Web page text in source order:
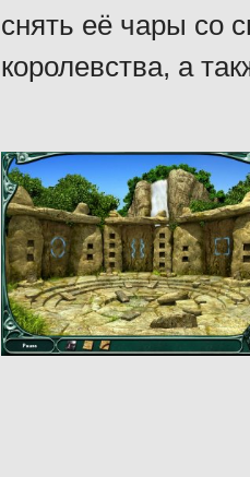
снять её чары со
королевства, а